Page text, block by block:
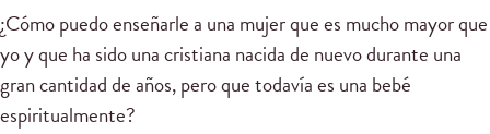
¿Cómo puedo enseñarle a una mujer que es mucho mayor que
yo y que ha sido una cristiana nacida de nuevo durante una
gran cantidad de años, pero que todavía es una bebé
espiritualmente?